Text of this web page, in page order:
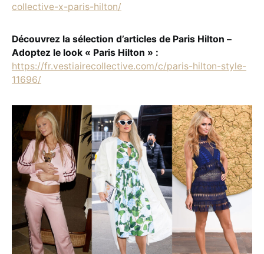
collective-x-paris-hilton/
Découvrez la sélection d’articles de Paris Hilton –
Adoptez le look « Paris Hilton » :
https://fr.vestiairecollective.com/c/paris-hilton-style-
11696/